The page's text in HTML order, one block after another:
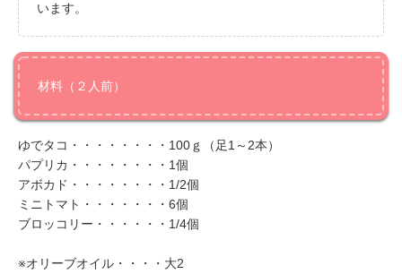
います。
材料（２人前）
ゆでタコ・・・・・・・・100ｇ（足1～2本）
パプリカ・・・・・・・・1個
アボカド・・・・・・・・1/2個
ミニトマト・・・・・・・6個
ブロッコリー・・・・・・1/4個
※オリーブオイル・・・・大2